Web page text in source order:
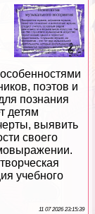
поэтов и
познания
детям
выявить
своего
учебного
11 07 2026 23:15:39